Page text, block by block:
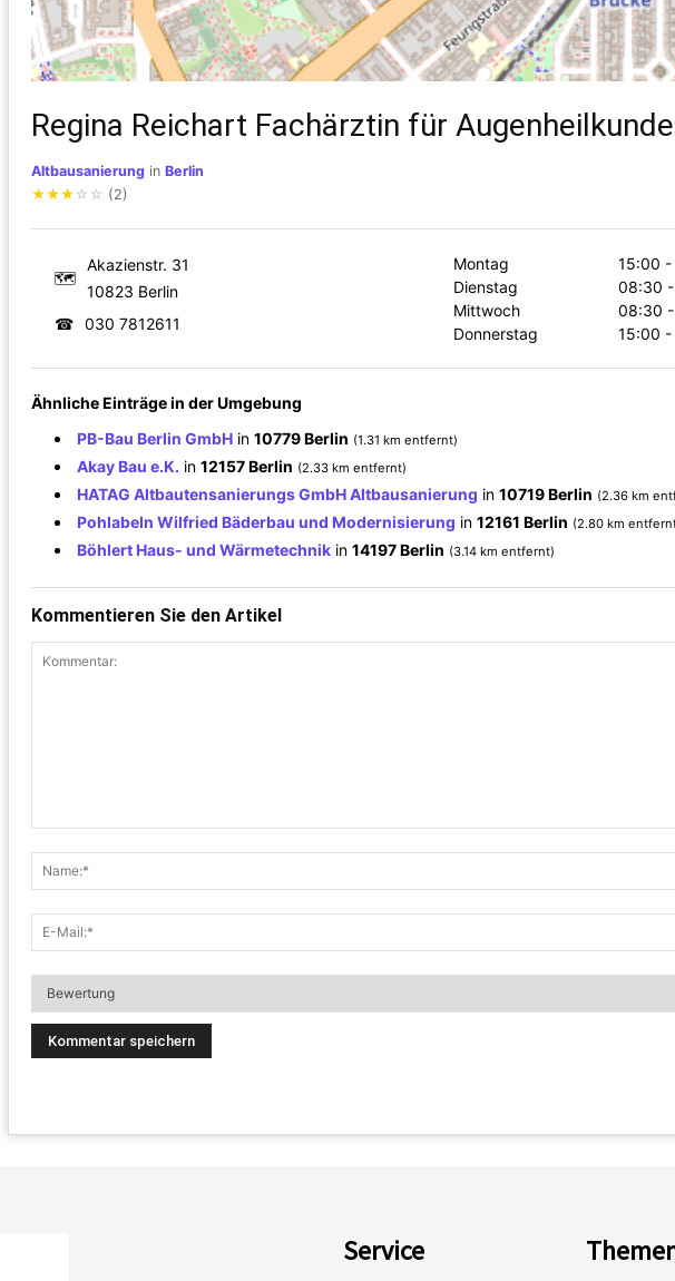
Regina Reichart Fachärztin für Augenheilkunde
Altbausanierung in Berlin
★★★ ☆ ☆ (2)
🗺
Akazienstr. 31
10823 Berlin
☎ 030 7812611
Montag
15:00 -
Dienstag
08:30 -
Mittwoch
08:30 -
Donnerstag
15:00 -
Ähnliche Einträge in der Umgebung
PB-Bau Berlin GmbH in 10779 Berlin (1.31 km entfernt)
Akay Bau e.K. in 12157 Berlin (2.33 km entfernt)
HATAG Altbautensanierungs GmbH Altbausanierung in 10719 Berlin (2.36 km
Pohlabeln Wilfried Bäderbau und Modernisierung in 12161 Berlin (2.80 km
Böhlert Haus- und Wärmetechnik in 14197 Berlin (3.14 km entfernt)
Kommentieren Sie den Artikel
Service